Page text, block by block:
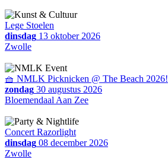
Lege Stoelen
dinsdag 13 oktober 2026
Zwolle
🧺 NMLK Picknicken @ The Beach 2026!
zondag 30 augustus 2026
Bloemendaal Aan Zee
Concert Razorlight
dinsdag 08 december 2026
Zwolle